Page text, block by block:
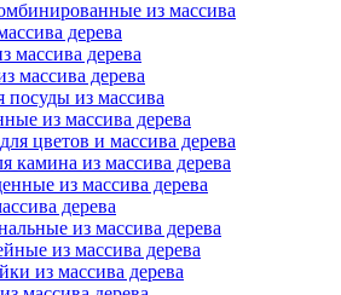
из массива
дерева
массива дерева
массива дерева
из массива
из массива дерева
цветов и массива дерева
камина из массива дерева
из массива дерева
дерева
из массива дерева
из массива дерева
из массива дерева